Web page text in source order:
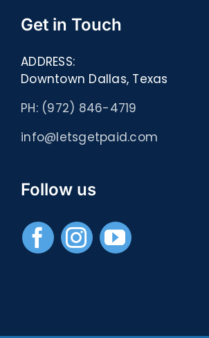
Get in Touch
ADDRESS:
Downtown Dallas, Texas
PH: (972) 846-4719
info@letsgetpaid.com
Follow us